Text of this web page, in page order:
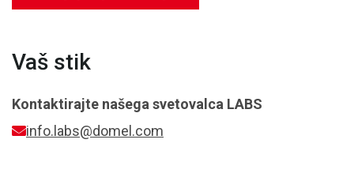
Vaš stik
Kontaktirajte našega svetovalca LABS
info.labs@domel.com